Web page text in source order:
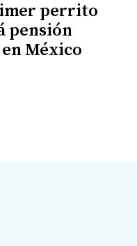
perrito
pensión
México